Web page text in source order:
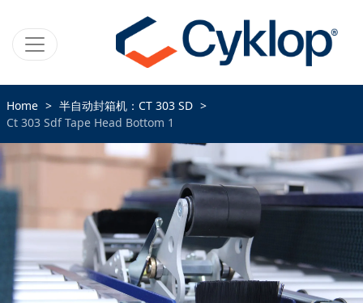
Home
半自动封箱机：CT 303 SD
Ct 303 Sdf Tape Head Bottom 1